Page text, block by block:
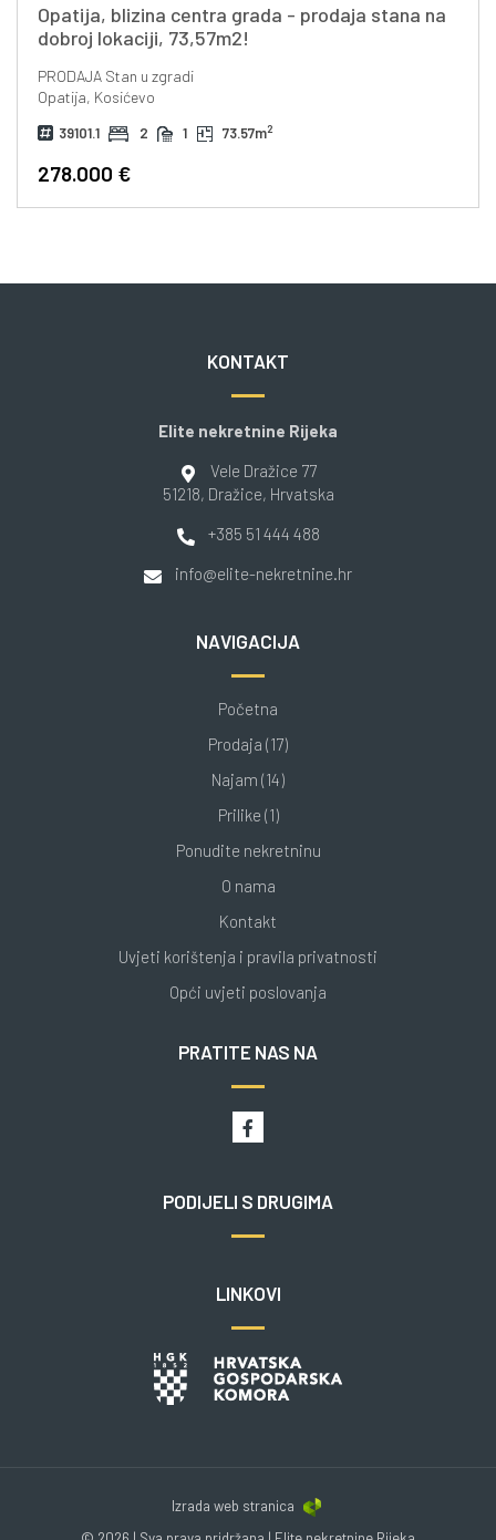
Opatija, blizina centra grada - prodaja stana na
dobroj lokaciji, 73,57m2!
PRODAJAStan u zgradi
Opatija, Kosićevo
39101.1 2 1 73.57m2
278.000 €
KONTAKT
Elite nekretnine Rijeka
Vele Dražice 77
51218, Dražice, Hrvatska
+385 51 444 488
info@elite-nekretnine.hr
NAVIGACIJA
Početna
Prodaja (17)
Najam (14)
Prilike (1)
Ponudite nekretninu
O nama
Kontakt
Uvjeti korištenja i pravila privatnosti
Opći uvjeti poslovanja
PRATITE NAS NA
PODIJELI S DRUGIMA
LINKOVI
Izrada web stranica